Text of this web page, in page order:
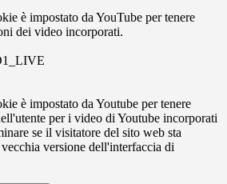
è impostato da YouTube per tenere
dei video incorporati.
è impostato da Youtube per tenere
per i video di Youtube incorporati
se il visitatore del sito web sta
versione dell'interfaccia di